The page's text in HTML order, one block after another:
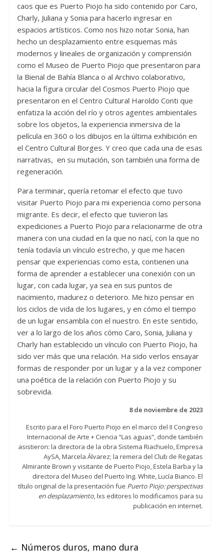
caos que es Puerto Piojo ha sido contenido por Caro,
Charly, Juliana y Sonia para hacerlo ingresar en
espacios artísticos. Como nos hizo notar Sonia, han
hecho un desplazamiento entre esquemas más
modernos y lineales de organización y comprensión
como el Museo de Puerto Piojo que presentaron para
la Bienal de Bahía Blanca o al Archivo colaborativo,
hacia la figura circular del Cosmos Puerto Piojo que
presentaron en el Centro Cultural Haroldo Conti que
enfatiza la acción del río y otros agentes ambientales
sobre los objetos, la experiencia inmersiva de la
película en 360 o los dibujos en la última exhibición en
el Centro Cultural Borges. Y creo que cada una de esas
narrativas, en su mutación, son también una forma de
regeneración.
Para terminar, quería retomar el efecto que tuvo
visitar Puerto Piojo para mi experiencia como persona
migrante. Es decir, el efecto que tuvieron las
expediciones a Puerto Piojo para relacionarme de otra
manera con una ciudad en la que no nací, con la que no
tenía todavía un vínculo estrecho, y que me hacen
pensar que experiencias como esta, contienen una
forma de aprender a establecer una conexión con un
lugar, con cada lugar, ya sea en sus puntos de
nacimiento, madurez o deterioro. Me hizo pensar en
los ciclos de vida de los lugares, y en cómo el tiempo
de un lugar ensambla con el nuestro. En este sentido,
ver a lo largo de los años cómo Caro, Sonia, Juliana y
Charly han establecido un vínculo con Puerto Piojo, ha
sido ver más que una relación. Ha sido verlos ensayar
formas de responder por un lugar y a la vez componer
una poética de la relación con Puerto Piojo y su
sobrevida.
8 de noviembre de 2023
Escrito para el Foro Puerto Piojo en el marco del II Congreso
Internacional de Arte + Ciencia “Las aguas”, donde también
asistieron: la directora de la obra Sistema Riachuelo, Empresa
AySA, Marcela Álvarez; la remera del Club de Regatas
Almirante Brown y visitante de Puerto Piojo, Estela Barba y la
directora del Museo del Puerto Ing. White, Lucía Bianco. El
título original de la presentación fue Puerto Piojo: perspectivas
en desplazamiento, lxs editores lo modificamos para su
publicación en internet.
← Números duros, mano dura